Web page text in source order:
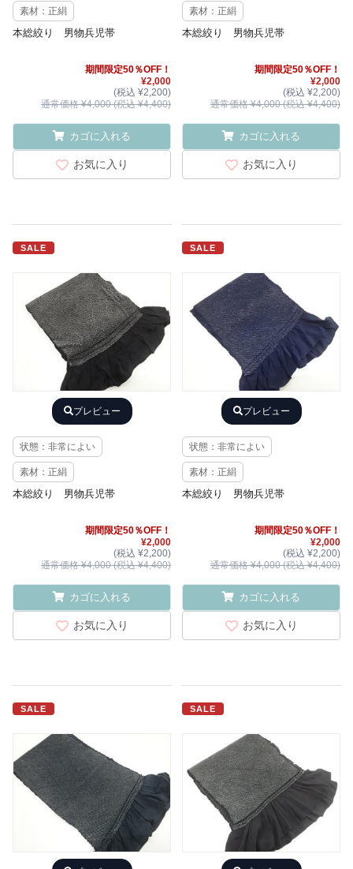
素材：正絹
本総絞り 男物兵児帯
期間限定50％OFF！
¥2,000
(税込 ¥2,200)
通常価格 ¥4,000 (税込 ¥4,400)
カゴに入れる
お気に入り
素材：正絹
本総絞り 男物兵児帯
期間限定50％OFF！
¥2,000
(税込 ¥2,200)
通常価格 ¥4,000 (税込 ¥4,400)
カゴに入れる
お気に入り
SALE
プレビュー
状態：非常によい
素材：正絹
本総絞り 男物兵児帯
期間限定50％OFF！
¥2,000
(税込 ¥2,200)
通常価格 ¥4,000 (税込 ¥4,400)
カゴに入れる
お気に入り
SALE
プレビュー
状態：非常によい
素材：正絹
本総絞り 男物兵児帯
期間限定50％OFF！
¥2,000
(税込 ¥2,200)
通常価格 ¥4,000 (税込 ¥4,400)
カゴに入れる
お気に入り
SALE SALE